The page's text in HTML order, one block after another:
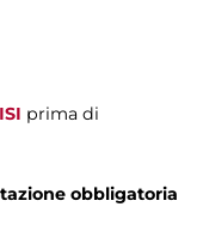
prima di
obbligatoria